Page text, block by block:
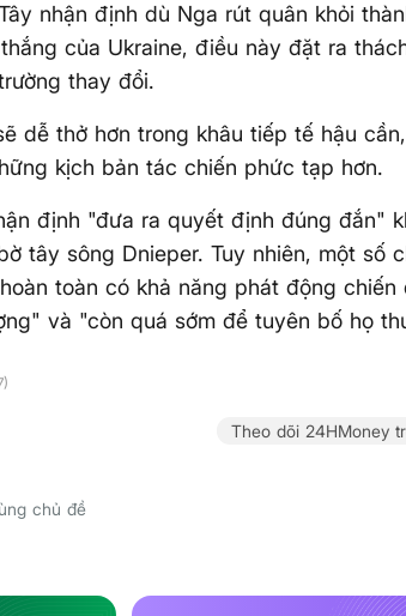
nhận định dù Nga rút quân khỏi
của Ukraine, điều này đặt ra
thay đổi.
dễ thở hơn trong khâu tiếp tế hậu
kịch bản tác chiến phức tạp hơn.
định "đưa ra quyết định đúng đắn"
tây sông Dnieper. Tuy nhiên, một số
toàn có khả năng phát động chiến
và "còn quá sớm để tuyên bố họ
Theo dõi 24HMoney
chủ đề